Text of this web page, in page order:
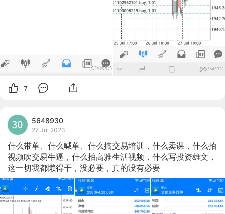
7
5648930
27 Jul 2023
什么带单、什么喊单、什么搞交易培训，什么卖课，什么拍
视频吹交易牛逼，什么拍高雅生活视频，什么写投资雄文，
这一切我都懒得干，没必要，真的没有必要